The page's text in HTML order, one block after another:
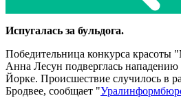
Испугалась за бульдога.
Победительница конкурса красоты
Анна Лесун подверглась
Йорке. Происшествие случилось в
Бродвее, сообщает "